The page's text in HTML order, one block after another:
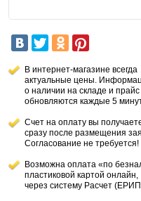
В интернет-магазине всегда
актуальные цены.
о наличии на складе и прайс
обновляются каждые 5
Счет на оплату вы
сразу после размещения
Согласование не требуется!
Возможна оплата «по
пластиковой картой онлайн,
через систему Расчет